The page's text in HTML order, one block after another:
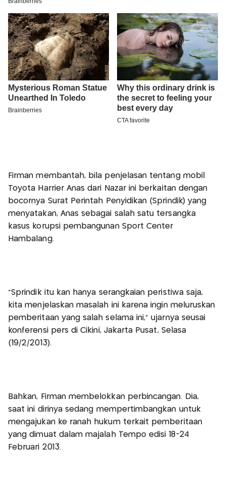
Firman membantah, bila penjelasan tentang mobil
Toyota Harrier Anas dari Nazar ini berkaitan dengan
bocornya Surat Perintah Penyidikan (Sprindik) yang
menyatakan, Anas sebagai salah satu tersangka
kasus korupsi pembangunan Sport Center
Hambalang.
"Sprindik itu kan hanya serangkaian peristiwa saja,
kita menjelaskan masalah ini karena ingin meluruskan
pemberitaan yang salah selama ini," ujarnya seusai
konferensi pers di Cikini, Jakarta Pusat, Selasa
(19/2/2013).
Bahkan, Firman membelokkan perbincangan. Dia,
saat ini dirinya sedang mempertimbangkan untuk
mengajukan ke ranah hukum terkait pemberitaan
yang dimuat dalam majalah Tempo edisi 18-24
Februari 2013.